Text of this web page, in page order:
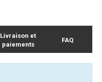
Livraison et
paiements
FAQ